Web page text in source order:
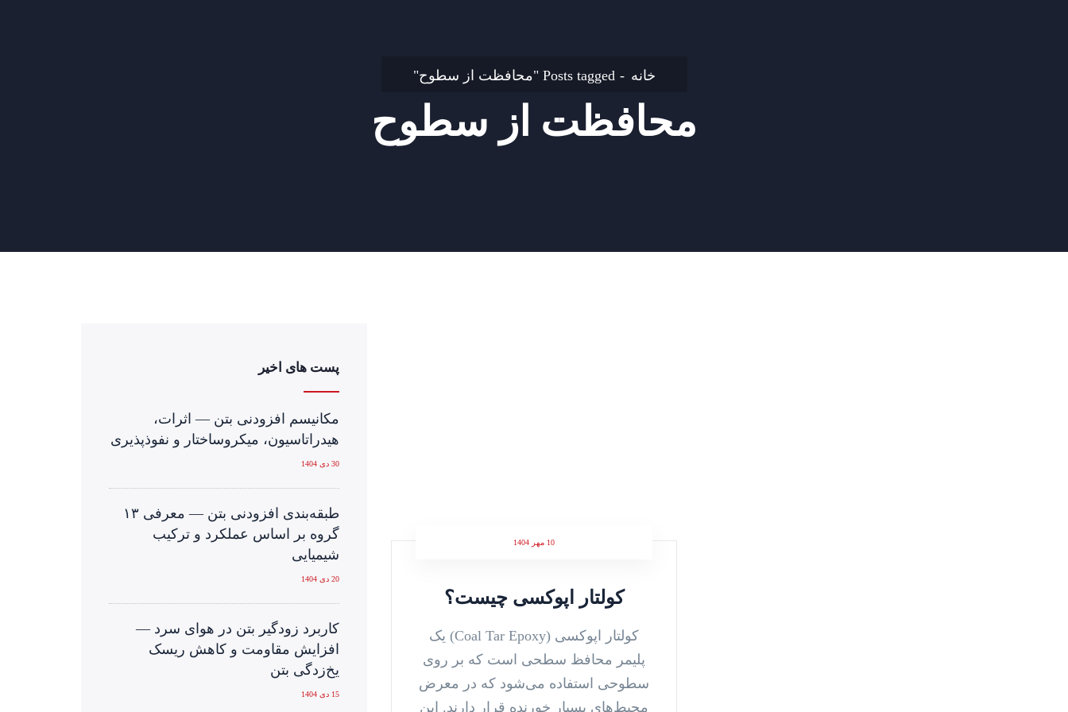
خانه Posts tagged "محافظت از سطوح"
محافظت از سطوح
10 مهر 1404
کولتار اپوکسی چیست؟
کولتار اپوکسی (Coal Tar Epoxy) یک
پلیمر محافظ سطحی است که بر روی
سطوحی استفاده می‌شود که در معرض
محیط‌های بسیار خورنده قرار دارند. این
پست های اخیر
مکانیسم افزودنی‌ بتن — اثرات،
هیدراتاسیون، میکروساختار و نفوذپذیری
30 دی 1404
طبقه‌بندی افزودنی بتن — معرفی ۱۳
گروه بر اساس عملکرد و ترکیب
شیمیایی
20 دی 1404
کاربرد زودگیر بتن در هوای سرد —
افزایش مقاومت و کاهش ریسک
یخ‌زدگی بتن
15 دی 1404